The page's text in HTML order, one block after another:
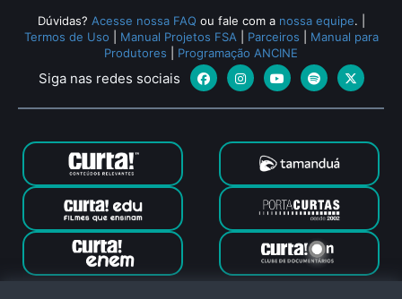
Dúvidas? Acesse nossa FAQ ou fale com a nossa equipe.
Termos de Uso
Manual Projetos FSA Parceiros
Manual para
Produtores
Programação ANCINE
Siga nas redes sociais